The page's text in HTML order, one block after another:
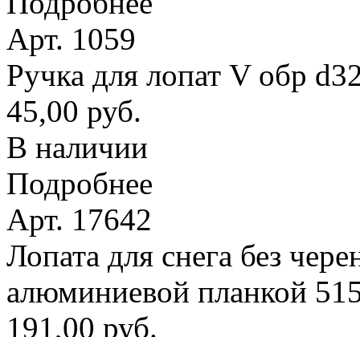
Арт. 1059
Ручка для лопат V обр
45,00 руб.
В наличии
Подробнее
Арт. 17642
Лопата для снега без
алюминиевой планкой
191,00 руб.